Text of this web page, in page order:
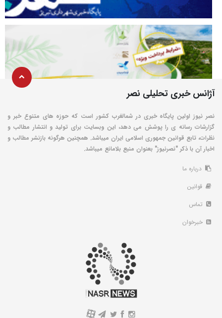
آژانس خبری تحلیلی نصر
نصر نیوز اولین پایگاه خبری در شمالغرب کشور است که حوزه های متنوع خبر و
گزارشات رسانه ی را پوشش می دهد، این وبسایت برای تولید و انتشار مطالب و
نظرات، تابع قوانین جمهوری اسلامی ایران میباشد. همچنین هرگونه بازنشر مطالب و
اخبار آن با ذکر "نصرنیوز" بعنوان منبع بلامانع میباشد.
درباره ما
قوانین
تماس
خبرخوان
A